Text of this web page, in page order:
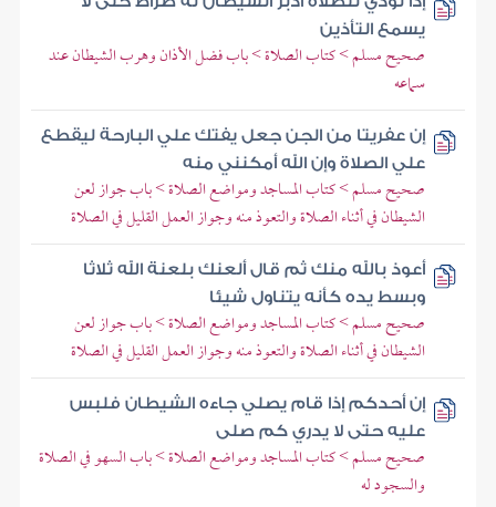
يسمع التأذين
صحيح مسلم > كتاب الصلاة > باب فضل الأذان وهرب الشيطان عند
سماعه
إن عفريتا من الجن جعل يفتك علي البارحة ليقطع
علي الصلاة وإن الله أمكنني منه
صحيح مسلم > كتاب المساجد ومواضع الصلاة > باب جواز لعن
الشيطان في أثناء الصلاة والتعوذ منه وجواز العمل القليل في الصلاة
أعوذ بالله منك ثم قال ألعنك بلعنة الله ثلاثا
وبسط يده كأنه يتناول شيئا
صحيح مسلم > كتاب المساجد ومواضع الصلاة > باب جواز لعن
الشيطان في أثناء الصلاة والتعوذ منه وجواز العمل القليل في الصلاة
إن أحدكم إذا قام يصلي جاءه الشيطان فلبس
عليه حتى لا يدري كم صلى
صحيح مسلم > كتاب المساجد ومواضع الصلاة > باب السهو في الصلاة
والسجود له